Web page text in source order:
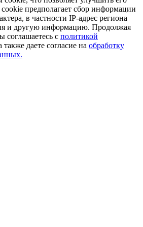
предполагает сбор информации
в частности IP-адрес региона
и другую информацию. Продолжая
соглашаетесь с политикой
также даете согласие на обработку